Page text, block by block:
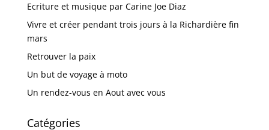
Ecriture et musique par Carine Joe Diaz
Vivre et créer pendant trois jours à la Richardière fin
mars
Retrouver la paix
Un but de voyage à moto
Un rendez-vous en Aout avec vous
Catégories